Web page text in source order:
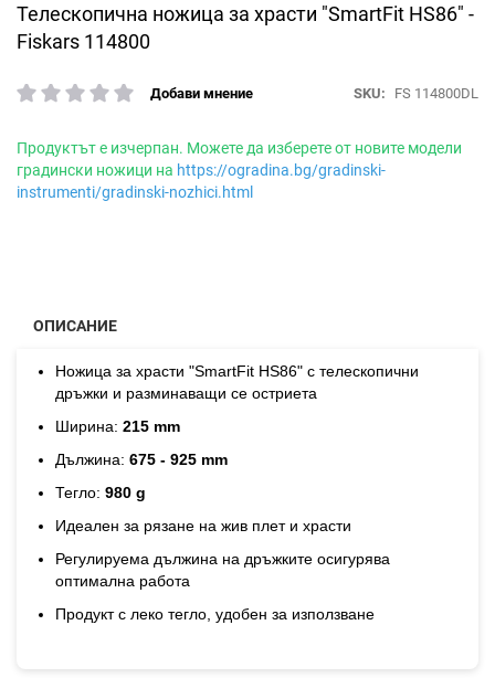
Телескопична ножица за храсти "SmartFit HS86" -
Fiskars 114800
рейтинг:
Добави мнение SKU FS 114800DL
Продуктът е изчерпан. Можете да изберете от новите модели
градински ножици на https://ogradina.bg/gradinski-
instrumenti/gradinski-nozhici.html
Преминете
към
началото
галерия
снимки
ОПИСАНИЕ
Ножица за храсти "SmartFit HS86" с телескопични
дръжки и разминаващи се остриета
Ширина: 215 mm
Дължина: 675 - 925 mm
Тегло: 980 g
Идеален за рязане на жив плет и храсти
Регулируема дължина на дръжките осигурява
оптималнa работа
Продукт с леко тегло, удобен за използване